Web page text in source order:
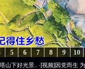
10
9
8
7
6
5
..·[视频]因党而生 为党而战